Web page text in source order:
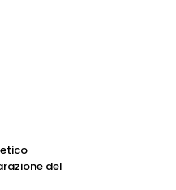
del